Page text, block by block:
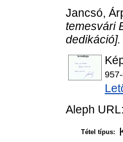
Jancsó,
temesvári
dedikáció].
Aleph URL:
Tétel típus: